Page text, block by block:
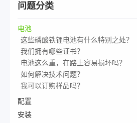
问题分类
电池
这些磷酸铁锂电池有什么特别之处？
我们拥有哪些证书？
电池这么重，在路上容易损坏吗？
如何解决技术问题？
我可以订购样品吗？
配置
安装